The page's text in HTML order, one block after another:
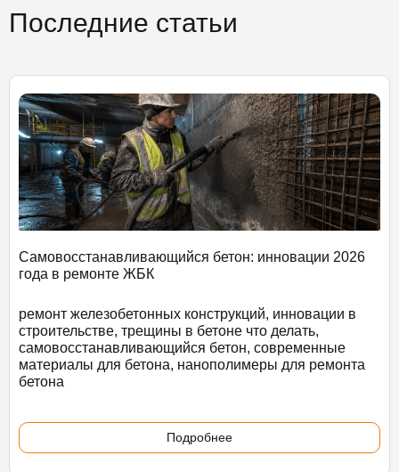
Последние статьи
Самовосстанавливающийся бетон: инновации 2026
года в ремонте ЖБК
ремонт железобетонных конструкций, инновации в
строительстве, трещины в бетоне что делать,
самовосстанавливающийся бетон, современные
материалы для бетона, нанополимеры для ремонта
бетона
Подробнее